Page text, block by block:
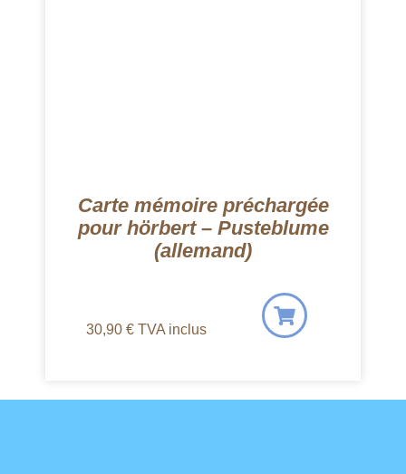
Carte mémoire préchargée
pour hörbert – Pusteblume
(allemand)
30,90 € TVA inclus